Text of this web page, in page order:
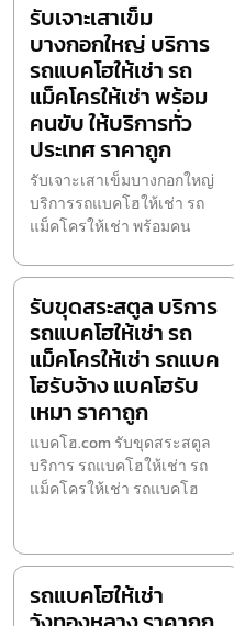
รับเจาะเสาเข็ม
บางกอกใหญ่ บริการ
รถแบคโฮให้เช่า รถ
แม็คโครให้เช่า พร้อม
คนขับ ให้บริการทั่ว
ประเทศ ราคาถูก
รับเจาะเสาเข็มบางกอกใหญ่
บริการรถแบคโฮให้เช่า รถ
แม็คโครให้เช่า พร้อมคน
รับขุดสระสตูล บริการ
รถแบคโฮให้เช่า รถ
แม็คโครให้เช่า รถแบค
โฮรับจ้าง แบคโฮรับ
เหมา ราคาถูก
แบคโฮ.com รับขุดสระสตูล
บริการ รถแบคโฮให้เช่า รถ
แม็คโครให้เช่า รถแบคโฮ
รถแบคโฮให้เช่า